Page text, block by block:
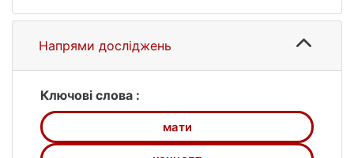
поетичній картині світу ліричного героя
формує унікальний концептуальний
простір, оскільки поєднує в собі як
так й індивідуальноавторську його
інтерпретацію. У поетичній мові
зазначений концепт реалізується через
актуалізацію його ознак смисловими
Напрями досліджень
Ключові слова :
мати